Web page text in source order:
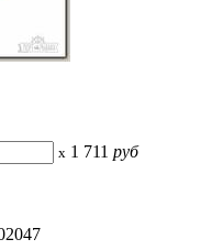
x 1 711 руб